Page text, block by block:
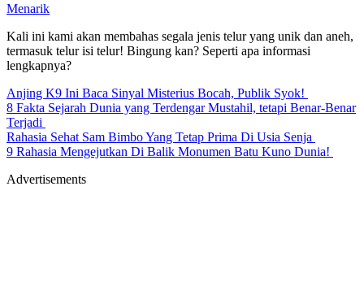
Menarik
Kali ini kami akan membahas segala jenis telur yang unik dan aneh,
termasuk telur isi telur! Bingung kan? Seperti apa informasi
lengkapnya?
Anjing K9 Ini Baca Sinyal Misterius Bocah, Publik Syok!
8 Fakta Sejarah Dunia yang Terdengar Mustahil, tetapi Benar-Benar
Terjadi
Rahasia Sehat Sam Bimbo Yang Tetap Prima Di Usia Senja
9 Rahasia Mengejutkan Di Balik Monumen Batu Kuno Dunia!
Advertisements